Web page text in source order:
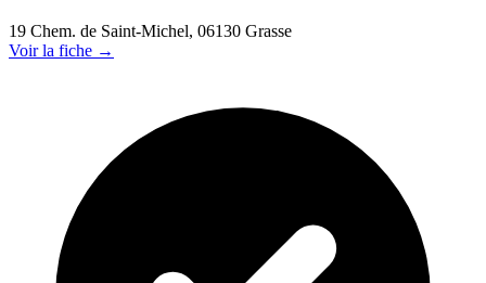
19 Chem. de Saint-Michel, 06130 Grasse
Voir la fiche →